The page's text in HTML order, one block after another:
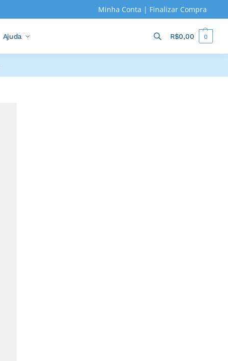
Minha Conta | Finalizar Compra
Ajuda R$0,00 0